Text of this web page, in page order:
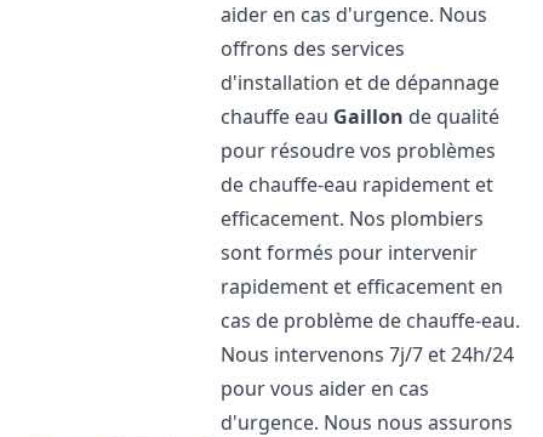
aider en cas d'urgence. Nous
offrons des services
d'installation et de dépannage
chauffe eau Gaillon de qualité
pour résoudre vos problèmes
de chauffe-eau rapidement et
efficacement. Nos plombiers
sont formés pour intervenir
rapidement et efficacement en
cas de problème de chauffe-eau.
Nous intervenons 7j/7 et 24h/24
pour vous aider en cas
d'urgence. Nous nous assurons